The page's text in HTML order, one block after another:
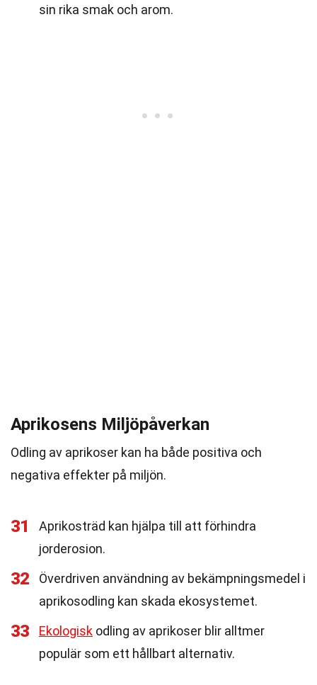
sin rika smak och arom.
Aprikosens Miljöpåverkan
Odling av aprikoser kan ha både positiva och
negativa effekter på miljön.
31
Aprikosträd kan hjälpa till att förhindra
jorderosion.
32
Överdriven användning av bekämpningsmedel i
aprikosodling kan skada ekosystemet.
33 Ekologisk odling av aprikoser blir alltmer
populär som ett hållbart alternativ.